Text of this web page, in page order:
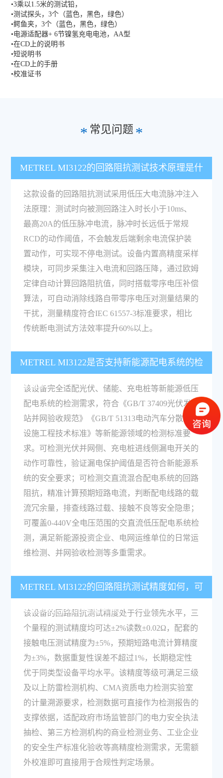
•3乘以1.5米的测试铅，
•测试探头，3个（蓝色，黑色，绿色）
•鳄鱼夹，3个（蓝色，黑色，绿色）
•电源适配器+ 6节镍氢充电电池，AA型
•在CD上的说明书
•短说明书
•在CD上的手册
•校准证书
* 常见问题 *
METREL MI3122的回路阻抗测试技术原理是什
么？
这款设备的回路阻抗测试采用低压大电流脉冲注入
法原理：测试时向被测回路注入时长小于10ms、
最高20A的低压脉冲电流，脉冲时长远低于常规
RCD的动作阈值，不会触发后端剩余电流保护装
置动作，可实现不停电测试。设备内置高精度采样
模块，可同步采集注入电流和回路压降，通过欧姆
定律自动计算回路阻抗值，同时搭载零序电压补偿
算法，可自动消除线路自带零序电压对测量结果的
干扰，测量精度符合IEC 61557-3标准要求，相比
传统断电测试方法效率提升60%以上。
METREL MI3122是否支持新能源配电系统的检
测需求？
该设备完全适配光伏、储能、充电桩等新能源低压
配电系统的检测需求，符合《GB/T 37409光伏发电
站并网验收规范》《GB/T 51313电动汽车分散充电
设施工程技术标准》等新能源领域的检测标准要
求。可检测光伏并网侧、充电桩进线侧漏电开关的
动作可靠性，验证漏电保护阈值是否符合新能源系
统的安全要求；可检测交直流混合配电系统的回路
阻抗，精准计算预期短路电流，判断配电线路的载
流冗余量，排查线路过载、接触不良等安全隐患；
可覆盖0-440V全电压范围的交直流低压配电系统检
测，满足新能源投资企业、电网运维单位的日常运
维检测、并网验收检测等多重需求。
METREL MI3122的回路阻抗测试精度如何，可
满足哪些等级的检测需求？
该设备的回路阻抗测试精度处于行业领先水平，三
个量程的测试精度均可达±2%读数±0.02Ω，配套的
接触电压测试精度为±5%，预期短路电流计算精度
为±3%，数据重复性误差不超过1%，长期稳定性
优于同类型设备平均水平。该精度等级可满足三级
及以上防雷检测机构、CMA资质电力检测实验室
的计量溯源要求，检测数据可直接作为检测报告的
支撑依据，适配政府市场监管部门的电力安全执法
抽检、第三方检测机构的商业检测业务、工业企业
的安全生产标准化验收等高精度检测需求，无需额
外校准即可直接用于合规性判定场景。